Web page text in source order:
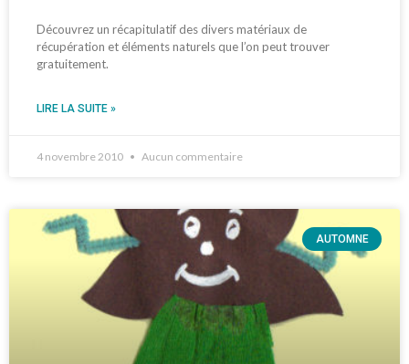
Découvrez un récapitulatif des divers matériaux de
récupération et éléments naturels que l’on peut trouver
gratuitement.
LIRE LA SUITE »
4 novembre 2010 Aucun commentaire
AUTOMNE